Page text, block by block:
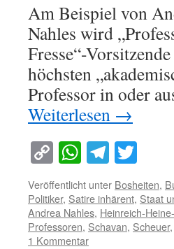
Am Beispiel von
Nahles wird
Fresse“-
höchsten
Professor in oder
Weiterlesen →
Copy
Link
WhatsApp
Veröffentlicht unter Bosheiten,
Politiker, Satire inhärent, Staat
Andrea Nahles, Heinreich-
Professoren, Schavan, Scheuer,
1 Kommentar